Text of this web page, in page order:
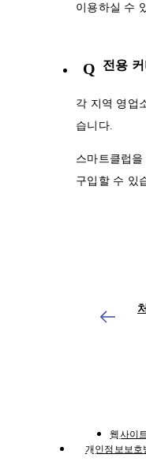
이용하실 수
Q 전용
각 지역 영업
습니다.
스마트클럽
구입할 수 있
웹사이
개인정보보호